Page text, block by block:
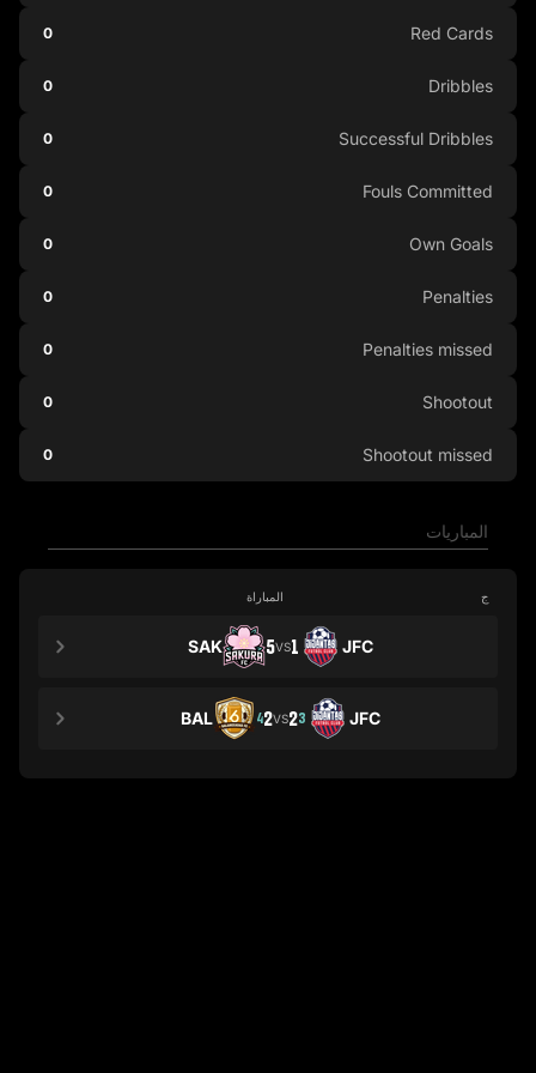
المباريات
ج المباراة
JFC
1
VS
5
SAK
JFC
3
2
VS
2
4
BAL
Red Cards
0
Dribbles
0
Successful Dribbles
0
Fouls Committed
0
Own Goals
0
Penalties
0
Penalties missed
0
Shootout
0
Shootout missed
0